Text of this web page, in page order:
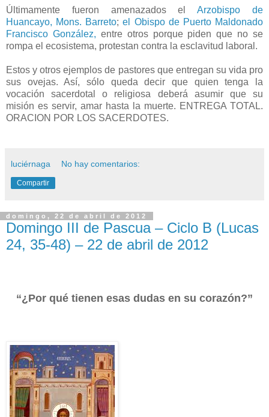
Últimamente fueron amenazados elArzobispo de
Huancayo, Mons. Barreto;el Obispo de Puerto Maldonado
Francisco González, entre otros porque piden que no se
rompa el ecosistema, protestan contra la esclavitud laboral.
Estos y otros ejemplos de pastores que entregan su vida pro
sus ovejas. Así, sólo queda decir que quien tenga la
vocación sacerdotal o religiosa deberá asumir que su
misión es servir, amar hasta la muerte. ENTREGA TOTAL.
ORACION POR LOS SACERDOTES.
luciérnaga No hay comentarios:
Compartir
domingo, 22 de abril de 2012
Domingo III de Pascua – Ciclo B (Lucas
24, 35-48) – 22 de abril de 2012
“¿Por qué tienen esas dudas en su corazón?”